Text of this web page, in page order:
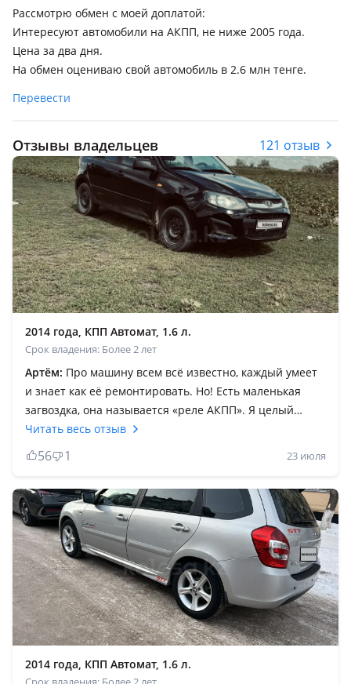
Рассмотрю обмен с моей доплатой:
Интересуют автомобили на АКПП, не ниже 2005 года.
Цена за два дня.
На обмен оцениваю свой автомобиль в 2.6 млн тенге.
Перевести
Отзывы владельцев 121 отзыв
2014 года, КПП Автомат, 1.6 л.
Срок владения: Более 2 лет
Артём: Про машину всем всё известно, каждый умеет
и знает как её ремонтировать. Но! Есть маленькая
загвоздка, она называется «реле АКПП». Я целый
месяц мучился, понять не мог что не так с машиной и
в чем проблема, было так: машина при наборе
скорости глохла и сама заводилась, на светофоре во
время начала движения она под ноль полностью
глохла, я думал что проблема в электрике — всё норм,
потом грешил на топливную систему — всё норм,
думал подсос воздуха — всё норм. А проблема
оказалась в релешке за 1500 тенге. Вот так мужики.
Надеюсь этот отзыв в будущем поможет человеку с
такой же проблемой.
Читать весь отзыв
56 1 23 июля
2014 года, КПП Автомат, 1.6 л.